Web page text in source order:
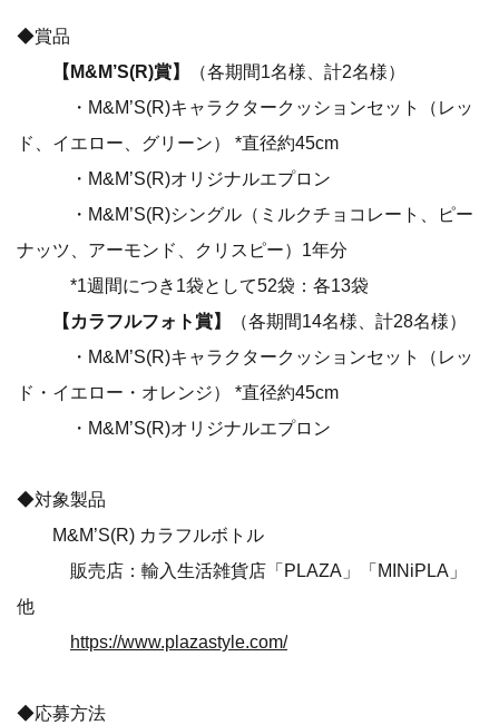
◆賞品
【M&M’S(R)賞】
（各期間1名様、計2名様）
・M&M’S(R)キャラクタークッションセット（レッ
ド、イエロー、グリーン） *直径約45cm
・M&M’S(R)オリジナルエプロン
・M&M’S(R)シングル（ミルクチョコレート、ピー
ナッツ、アーモンド、クリスピー）1年分
*1週間につき1袋として52袋：各13袋
【カラフルフォト賞】
（各期間14名様、計28名様）
・M&M’S(R)キャラクタークッションセット（レッ
ド・イエロー・オレンジ） *直径約45cm
・M&M’S(R)オリジナルエプロン
◆対象製品
M&M’S(R) カラフルボトル
販売店：輸入生活雑貨店「PLAZA」「MINiPLA」
他
https://www.plazastyle.com/
◆応募方法